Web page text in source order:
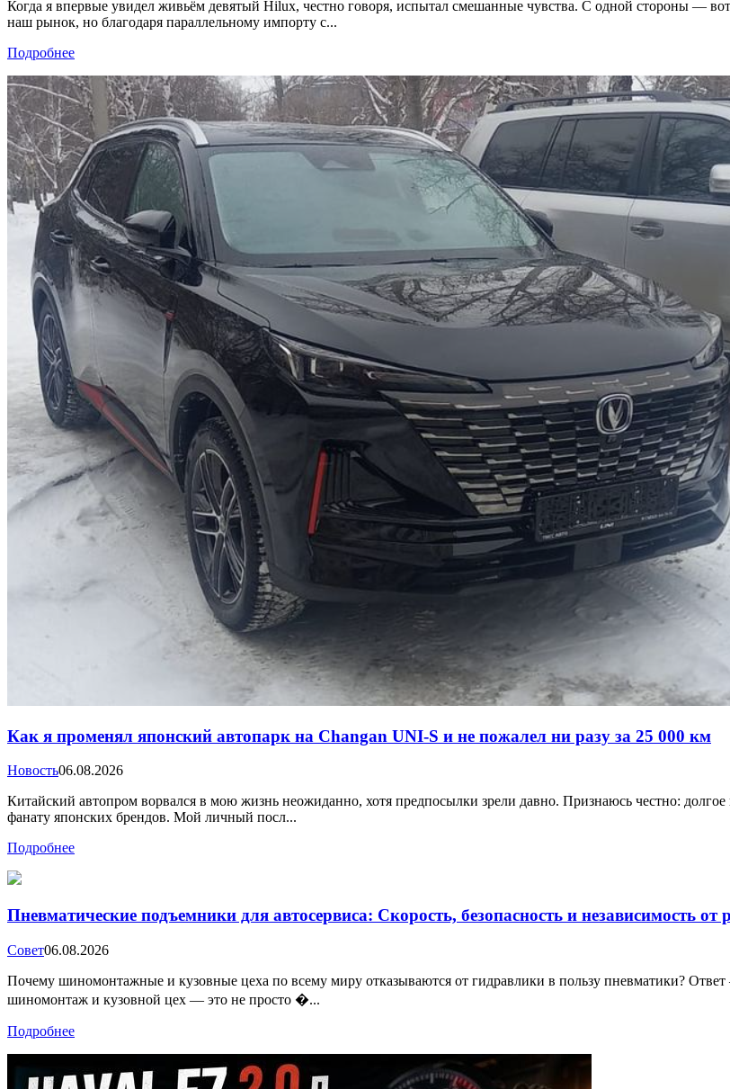
Когда я впервые увидел живьём девятый Hilux, честно говоря, испытал смешанные чувства. С одной стороны —
наш рынок, но благодаря параллельному импорту с...
Подробнее
Как я променял японский автопарк на Changan UNI-S и не пожалел ни разу за 25 000 км
Новость06.08.2026
Китайский автопром ворвался в мою жизнь неожиданно, хотя предпосылки зрели давно. Признаюсь честно:
фанату японских брендов. Мой личный посл...
Подробнее
Пневматические подъемники для автосервиса: Скорость, безопасность и независимость от
Совет06.08.2026
Почему шиномонтажные и кузовные цеха по всему миру отказываются от гидравлики в пользу пневматики?
шиномонтаж и кузовной цех — это не просто �...
Подробнее